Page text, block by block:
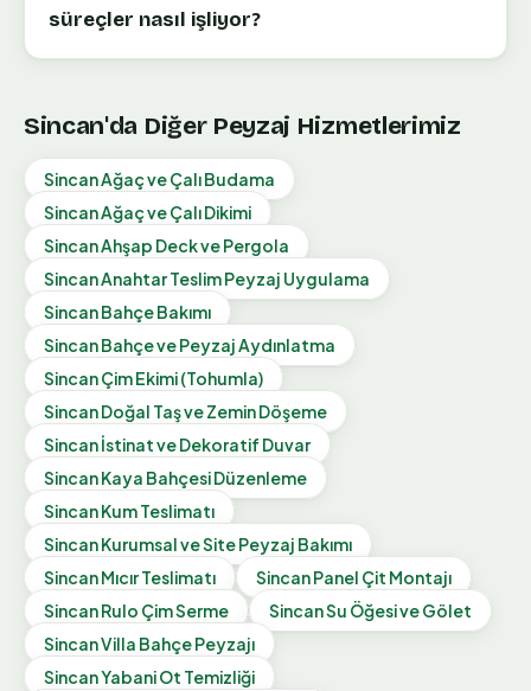
süreçler nasıl işliyor?
Sincan'da Diğer Peyzaj Hizmetlerimiz
SincanAğaç ve Çalı Budama
SincanAğaç ve Çalı Dikimi
SincanAhşap Deck ve Pergola
SincanAnahtar Teslim Peyzaj Uygulama
SincanBahçe Bakımı
SincanBahçe ve Peyzaj Aydınlatma
SincanÇim Ekimi (Tohumla)
SincanDoğal Taş ve Zemin Döşeme
Sincanİstinat ve Dekoratif Duvar
SincanKaya Bahçesi Düzenleme
SincanKum Teslimatı
SincanKurumsal ve Site Peyzaj Bakımı
SincanMıcır Teslimatı SincanPanel Çit Montajı
SincanRulo Çim Serme SincanSu Öğesi ve Gölet
SincanVilla Bahçe Peyzajı
SincanYabani Ot Temizliği